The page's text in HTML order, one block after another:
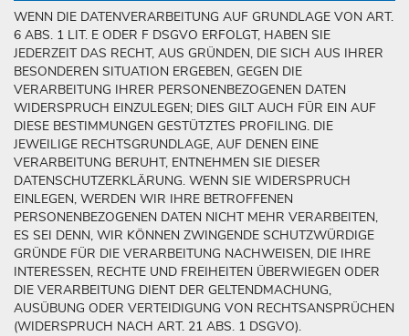
WENN DIE DATENVERARBEITUNG AUF GRUNDLAGE VON ART.
6 ABS. 1 LIT. E ODER F DSGVO ERFOLGT, HABEN SIE
JEDERZEIT DAS RECHT, AUS GRÜNDEN, DIE SICH AUS IHRER
BESONDEREN SITUATION ERGEBEN, GEGEN DIE
VERARBEITUNG IHRER PERSONENBEZOGENEN DATEN
WIDERSPRUCH EINZULEGEN; DIES GILT AUCH FÜR EIN AUF
DIESE BESTIMMUNGEN GESTÜTZTES PROFILING. DIE
JEWEILIGE RECHTSGRUNDLAGE, AUF DENEN EINE
VERARBEITUNG BERUHT, ENTNEHMEN SIE DIESER
DATENSCHUTZERKLÄRUNG. WENN SIE WIDERSPRUCH
EINLEGEN, WERDEN WIR IHRE BETROFFENEN
PERSONENBEZOGENEN DATEN NICHT MEHR VERARBEITEN,
ES SEI DENN, WIR KÖNNEN ZWINGENDE SCHUTZWÜRDIGE
GRÜNDE FÜR DIE VERARBEITUNG NACHWEISEN, DIE IHRE
INTERESSEN, RECHTE UND FREIHEITEN ÜBERWIEGEN ODER
DIE VERARBEITUNG DIENT DER GELTENDMACHUNG,
AUSÜBUNG ODER VERTEIDIGUNG VON RECHTSANSPRÜCHEN
(WIDERSPRUCH NACH ART. 21 ABS. 1 DSGVO).